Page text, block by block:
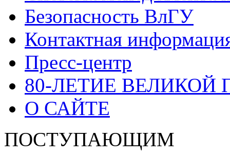
Безопасность ВлГУ
Контактная
Пресс-центр
80-ЛЕТИЕ ВЕЛИКОЙ
О САЙТЕ
ПОСТУПАЮЩИМ